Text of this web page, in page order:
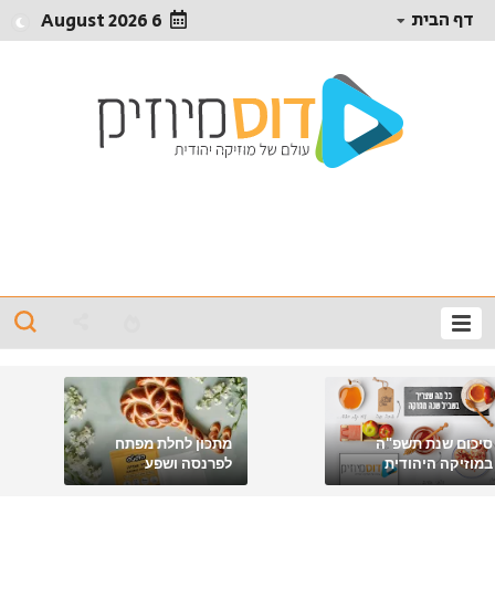
דף הבית 6 August 2026
סיכום שנת תשפ"ה
במוזיקה היהודית
מתכון לחלת מפתח
לפרנסה ושפע